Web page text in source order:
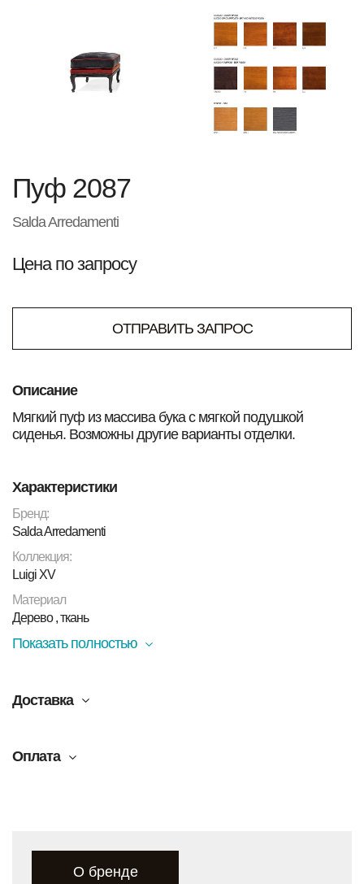
Пуф 2087
Salda Arredamenti
Цена по запросу
ОТПРАВИТЬ ЗАПРОС
Описание
Мягкий пуф из массива бука с мягкой подушкой
сиденья. Возможны другие варианты отделки.
Характеристики
Бренд:
Salda Arredamenti
Коллекция:
Luigi XV
Материал
Дерево , ткань
Показать полностью
Доставка
Оплата
О бренде